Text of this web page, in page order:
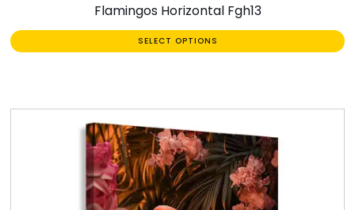
Flamingos Horizontal Fgh13
SELECT OPTIONS